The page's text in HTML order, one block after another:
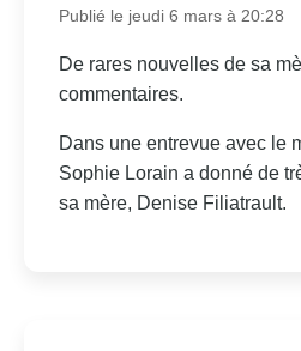
Publié le jeudi 6 mars à 20:28
De rares nouvelles de sa
commentaires.
Dans une entrevue avec le
Sophie Lorain a donné de
sa mère, Denise Filiatrault.